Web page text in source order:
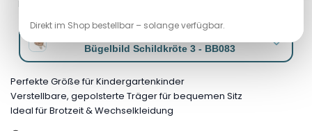
Direkt im Shop bestellbar – solange verfügbar.
Bügelbild Schildkröte 3 - BB083
Perfekte Größe für Kindergartenkinder
Verstellbare, gepolsterte Träger für bequemen Sitz
Ideal für Brotzeit & Wechselkleidung